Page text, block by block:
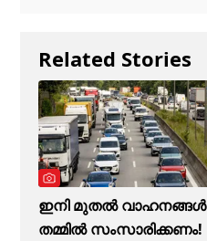
Related Stories
ഇനി മുതൽ വാഹനങ്ങൾ
തമ്മിൽ സംസാരിക്കണം!